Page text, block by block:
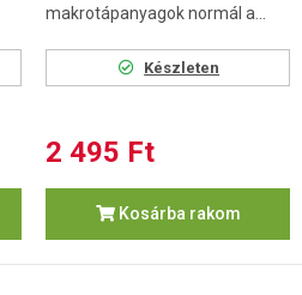
makrotápanyagok normál a...
Készleten
2 495 Ft
Kosárba rakom